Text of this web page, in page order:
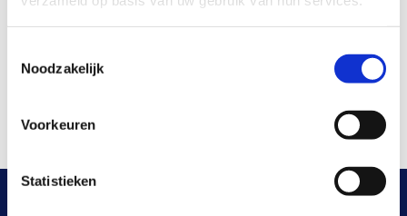
Noodzakelijk
Voorkeuren
Statistieken